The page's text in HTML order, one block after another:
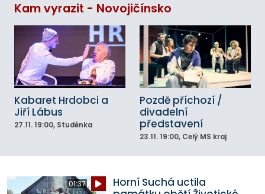
Kam vyrazit - Novojičínsko
Kabaret Hrdobci a
Jiří Lábus
27.11. 19:00, Studénka
Pozdě příchozí /
divadelní
představení
23.11. 19:00, Celý MS kraj
01:37
Horní Suchá uctila